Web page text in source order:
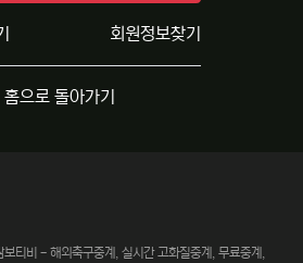
회원정보찾기
홈으로 돌아가기
티비 - 해외축구중계, 실시간 고화질중계, 무료중계,